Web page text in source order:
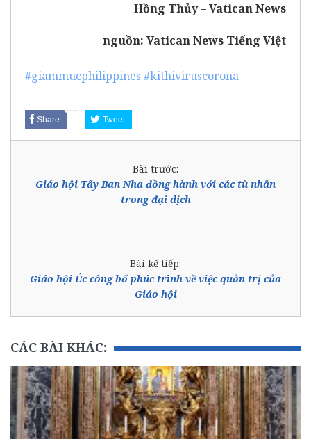
Hồng Thủy – Vatican News
nguồn: Vatican News Tiếng Việt
#giammucphilippines #kithiviruscorona
Share Tweet
Bài trước:
Giáo hội Tây Ban Nha đồng hành với các tù nhân
trong đại dịch
Bài kế tiếp:
Giáo hội Úc công bố phúc trình về việc quản trị của
Giáo hội
CÁC BÀI KHÁC: